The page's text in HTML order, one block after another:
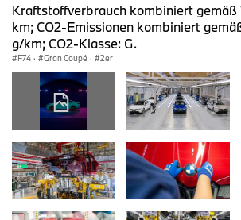
Kraftstoffverbrauch kombiniert gemäß
km; CO2-Emissionen kombiniert
g/km; CO2-Klasse: G.
F74 · Gran Coupé · 2er